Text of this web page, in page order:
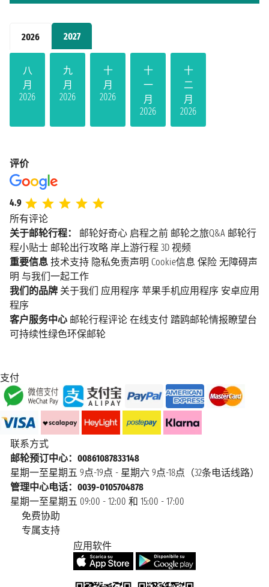
2026 2027
八
月
2026
九
月
2026
十
月
2026
十
一
月
2026
十
二
月
2026
评价
4.9
所有评论
关于邮轮行程：
邮轮好奇心 启程之前 邮轮之旅Q&A 邮轮行
程小贴士 邮轮出行攻略 岸上游行程 3D 视频
重要信息 技术支持 隐私免责声明 Cookie信息 保险 无障碍声
明 与我们一起工作
我们的品牌 关于我们 应用程序 苹果手机应用程序 安卓应用
程序
客户服务中心 邮轮行程评论 在线支付 踏鸥邮轮情报瞭望台
可持续性绿色环保邮轮
支付
联系方式
邮轮预订中心：00861087833148
星期一至星期五 9点-19点 - 星期六 9点-18点（32条电话线路）
管理中心电话：0039-0105704878
星期一至星期五 09:00 - 12:00 和 15:00 - 17:00
免费协助
专属支持
应用软件